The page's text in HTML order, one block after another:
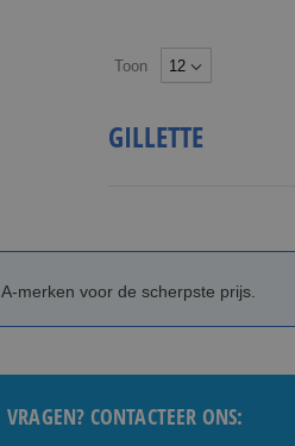
Toon
GILLETTE
A-merken voor de scherpste prijs.
VRAGEN? CONTACTEER ONS: